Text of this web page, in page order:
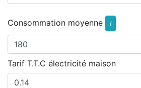
Consommation moyenne i
Tarif T.T.C électricité maison